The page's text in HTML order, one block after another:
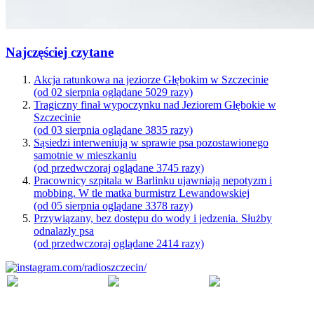
Najczęściej czytane
Akcja ratunkowa na jeziorze Głębokim w Szczecinie
(od 02 sierpnia oglądane 5029 razy)
Tragiczny finał wypoczynku nad Jeziorem Głębokie w
Szczecinie
(od 03 sierpnia oglądane 3835 razy)
Sąsiedzi interweniują w sprawie psa pozostawionego
samotnie w mieszkaniu
(od przedwczoraj oglądane 3745 razy)
Pracownicy szpitala w Barlinku ujawniają nepotyzm i
mobbing. W tle matka burmistrz Lewandowskiej
(od 05 sierpnia oglądane 3378 razy)
Przywiązany, bez dostępu do wody i jedzenia. Służby
odnalazły psa
(od przedwczoraj oglądane 2414 razy)